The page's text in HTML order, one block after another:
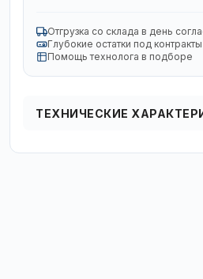
Отгрузка со склада в день
Глубокие остатки под контракты
Помощь технолога в подборе
ТЕХНИЧЕСКИЕ
Серия